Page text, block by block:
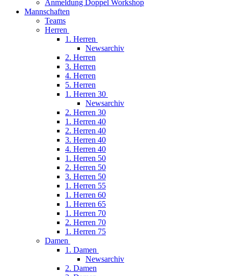
Anmeldung Doppel Workshop
Mannschaften
Teams
Herren
1. Herren
Newsarchiv
2. Herren
3. Herren
4. Herren
5. Herren
1. Herren 30
Newsarchiv
2. Herren 30
1. Herren 40
2. Herren 40
3. Herren 40
4. Herren 40
1. Herren 50
2. Herren 50
3. Herren 50
1. Herren 55
1. Herren 60
1. Herren 65
1. Herren 70
2. Herren 70
1. Herren 75
Damen
1. Damen
Newsarchiv
2. Damen